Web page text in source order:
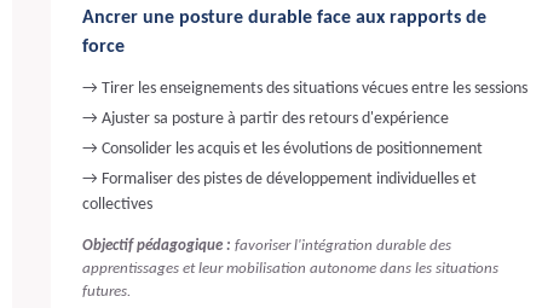
Ancrer une posture durable face aux rapports de
force
→ Tirer les enseignements des situations vécues entre les sessions
→ Ajuster sa posture à partir des retours d'expérience
→ Consolider les acquis et les évolutions de positionnement
→ Formaliser des pistes de développement individuelles et
collectives
Objectif pédagogique : favoriser l'intégration durable des
apprentissages et leur mobilisation autonome dans les situations
futures.